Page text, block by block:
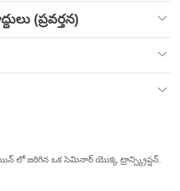
(ప్రవర్తన)
లో జరిగిన ఒక సెమినార్ యొక్క ట్రాన్స్క్రిప్షన్.